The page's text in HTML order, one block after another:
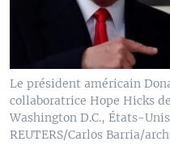
Le président américain
collaboratrice Hope Hicks
Washington D.C., États-
REUTERS/Carlos Barria/